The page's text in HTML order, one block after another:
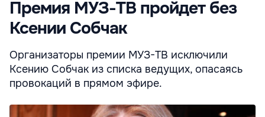
Премия МУЗ-ТВ пройдет без
Ксении Собчак
Организаторы премии МУЗ-ТВ исключили
Ксению Собчак из списка ведущих, опасаясь
провокаций в прямом эфире.